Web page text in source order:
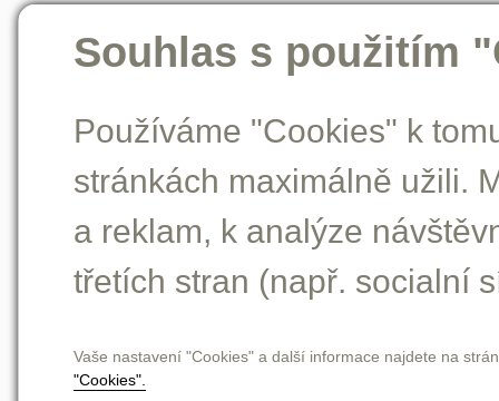
Souhlas s použitím
Používáme "Cookies" k
stránkách maximálně užili.
a reklam, k analýze
třetích stran (např. socialní
Vaše nastavení "Cookies" a další informace najdete na
"Cookies".